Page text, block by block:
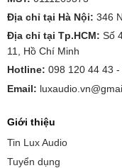
Địa chỉ tại Hà Nội: 346
Địa chỉ tại Tp.HCM: Số
11, Hồ Chí Minh
Hotline: 098 120 44 43 -
Email:
Giới thiệu
Tin Lux Audio
Tuyển dụng